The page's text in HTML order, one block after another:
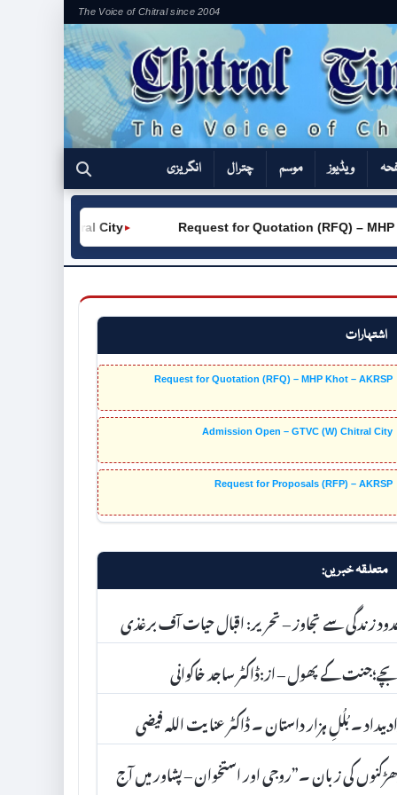
The Voice of Chitral since 2004
ویڈیوز موسم چترال انگریزی
Request for Quotation (RFQ) – MHP Khot –
►
اشتہارات
Request for Quotation (RFQ) – MHP Khot – AKRSP
Admission Open – GTVC (W) Chitral City
Request for Proposals (RFP) – AKRSP
متعلقہ خبریں:
زندگی سے تجاوز – تحریر: اقبال حیات آف برغذی
بچے؛جنت کے پھول – از:ڈاکٹر ساجد خاکوانی
بیداد ۔ بُلُلِ ہزار داستان ۔ ڈاکٹر عنا یت اللہ فیضی
کی زبان ۔”روجی اور استخوان – پشاور میں آج